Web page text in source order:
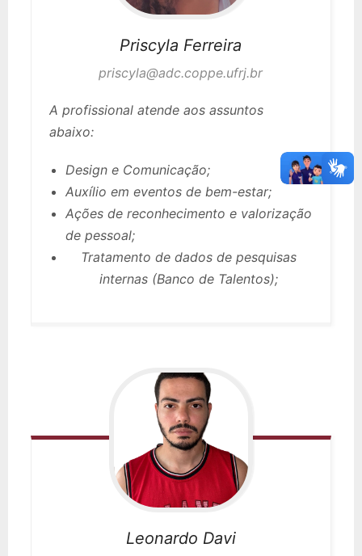
Priscyla Ferreira
priscyla@adc.coppe.ufrj.br
A profissional atende aos assuntos
abaixo:
Design e Comunicação;
Auxílio em eventos de bem-estar;
Ações de reconhecimento e valorização
de pessoal;
Tratamento de dados de pesquisas
internas (Banco de Talentos);
Leonardo Davi